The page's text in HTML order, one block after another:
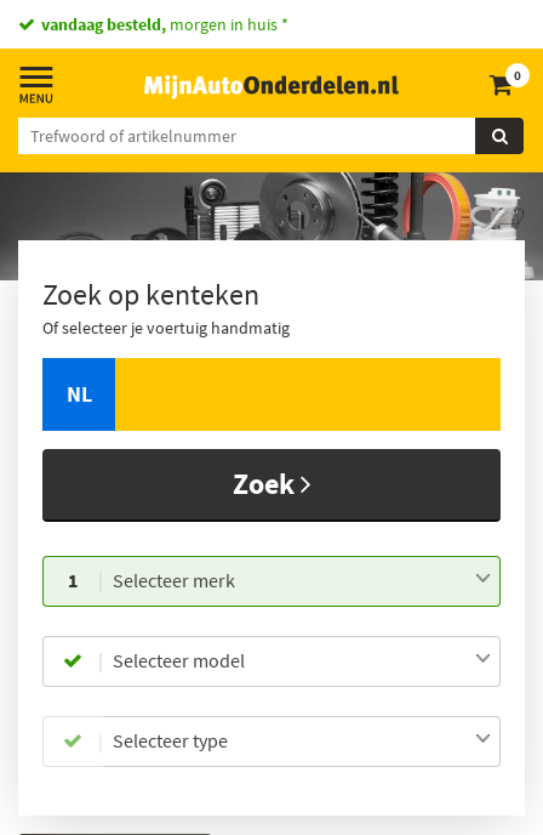
vandaag besteld, morgen in huis *
0
Zoek op kenteken
Of selecteer je voertuig handmatig
NL
Zoek
1 Selecteer merk
Selecteer model
Selecteer type